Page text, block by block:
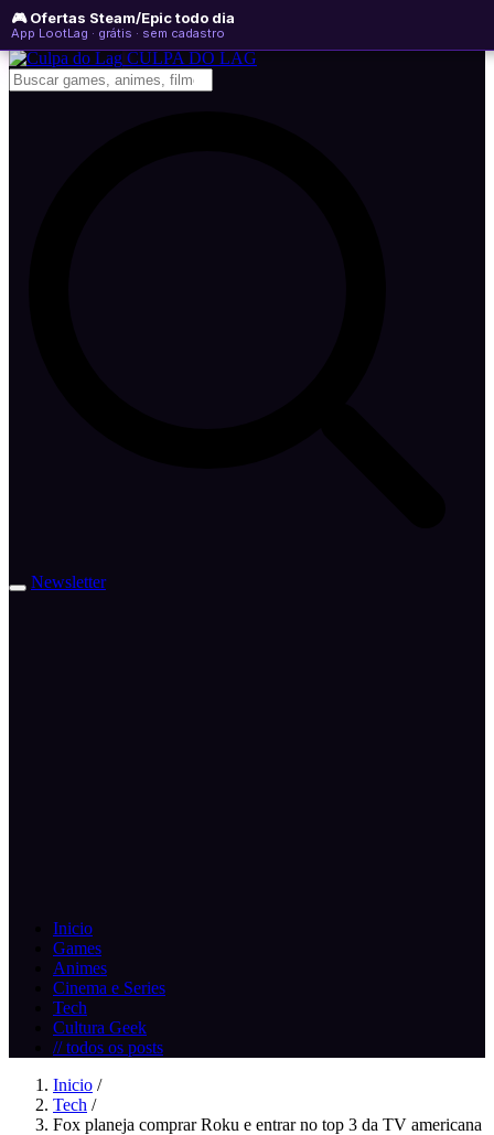
🎮 Ofertas Steam/Epic todo dia
App LootLag · grátis · sem cadastro
sexta-feira, 07 de agosto de 2026
Newsletter
CULPA DO LAG
Newsletter
Inicio
Games
Animes
Cinema e Series
Tech
Cultura Geek
// todos os posts
Inicio /
Tech /
Fox planeja comprar Roku e entrar no top 3 da TV americana